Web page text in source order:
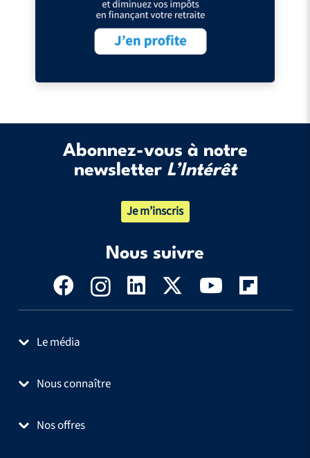
Abonnez-vous à notre
newsletter L’Intérêt
Je m’inscris
Nous suivre
Le média
Nous connaître
Nos offres